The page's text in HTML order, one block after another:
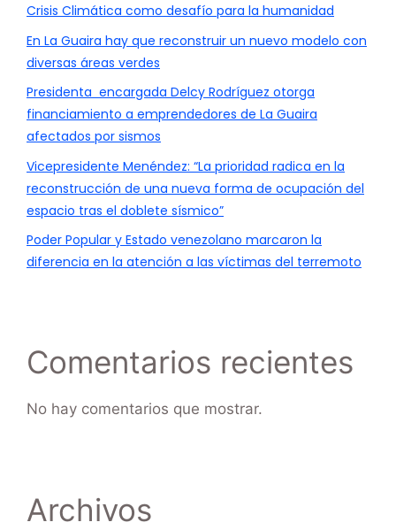
Crisis Climática como desafío para la humanidad
En La Guaira hay que reconstruir un nuevo modelo con
diversas áreas verdes
Presidenta encargada Delcy Rodríguez otorga
financiamiento a emprendedores de La Guaira
afectados por sismos
Vicepresidente Menéndez: “La prioridad radica en la
reconstrucción de una nueva forma de ocupación del
espacio tras el doblete sísmico”
Poder Popular y Estado venezolano marcaron la
diferencia en la atención a las víctimas del terremoto
Comentarios recientes
No hay comentarios que mostrar.
Archivos